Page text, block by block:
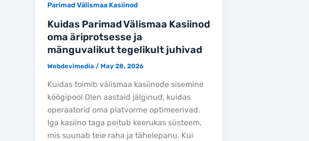
Parimad Välismaa Kasiinod
Kuidas Parimad Välismaa Kasiinod
oma äriprotsesse ja
mänguvalikut tegelikult juhivad
Webdevimedia / May 28, 2026
Kuidas toimib välismaa kasiinode sisemine
köögipool Olen aastaid jälginud, kuidas
operaatorid oma platvorme optimeerivad.
Iga kasiino taga peitub keerukas süsteem,
mis suunab teie raha ja tähelepanu. Kui